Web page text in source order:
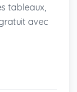
tableaux,
avec